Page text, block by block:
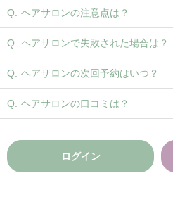
ヘアサロンの注意点は？
ヘアサロンで失敗された場合は？
ヘアサロンの次回予約はいつ？
ヘアサロンの口コミは？
ログイン